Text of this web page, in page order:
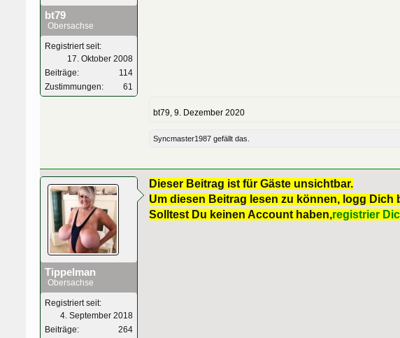
bt79
Obersachse
Registriert seit:
17. Oktober 2008
Beiträge:
114
Zustimmungen:
61
bt79, 9. Dezember 2020
Syncmaster1987 gefällt das.
Tippelman
Obersachse
Registriert seit:
4. September 2018
Beiträge:
264
Dieser Beitrag ist für Gäste unsichtbar.
Um diesen Beitrag lesen zu können, logg Dich
Solltest Du keinen Account haben,registrier